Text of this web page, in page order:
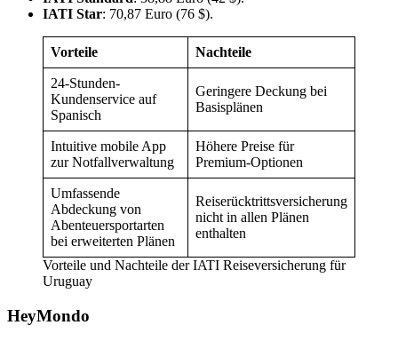
IATI Star: 70,87 Euro (76 $).
Vorteile Nachteile
24-Stunden-
Kundenservice auf
Spanisch
Geringere Deckung bei
Basisplänen
Intuitive mobile App
zur Notfallverwaltung
Höhere Preise für
Premium-Optionen
Umfassende
Abdeckung von
Abenteuersportarten
bei erweiterten Plänen
Reiserücktrittsversicherung
nicht in allen Plänen
enthalten
Vorteile und Nachteile der IATI Reiseversicherung für
Uruguay
HeyMondo